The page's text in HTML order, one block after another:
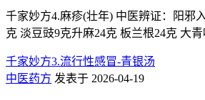
千家妙方4.麻疹(壮年) 中医辨证：阳邪
克 淡豆豉9克升麻24克 板兰根24克 大
千家妙方3.流行性感冒-青银汤
中医药方 发表于 2026-04-19